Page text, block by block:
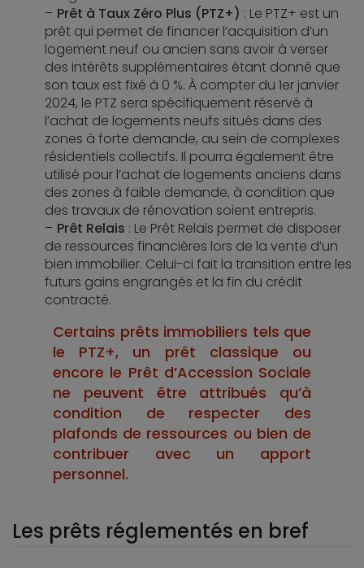
Prêt à Taux Zéro Plus (PTZ+) : Le PTZ+ est un
prêt qui permet de financer l’acquisition d’un
logement neuf ou ancien sans avoir à verser
des intérêts supplémentaires étant donné que
son taux est fixé à 0 %. À compter du 1er janvier
2024, le PTZ sera spécifiquement réservé à
l’achat de logements neufs situés dans des
zones à forte demande, au sein de complexes
résidentiels collectifs. Il pourra également être
utilisé pour l’achat de logements anciens dans
des zones à faible demande, à condition que
des travaux de rénovation soient entrepris.
Prêt Relais : Le Prêt Relais permet de disposer
de ressources financières lors de la vente d’un
bien immobilier. Celui-ci fait la transition entre les
futurs gains engrangés et la fin du crédit
contracté.
Certains prêts immobiliers tels que
le PTZ+, un prêt classique ou
encore le Prêt d’Accession Sociale
ne peuvent être attribués qu’à
condition de respecter des
plafonds de ressources ou bien de
contribuer avec un apport
personnel.
Les prêts réglementés en bref